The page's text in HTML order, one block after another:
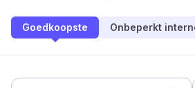
Goedkoopste Onbeperkt